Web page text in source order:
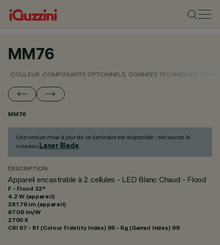
MM76
COULEUR COMPOSANTS OPTIONNELS DONNÉES TECHNIQUES
MM76
Une version mise à jour de ce luminaire est disponible : découvrez le
nouveau Laser Blade.
DESCRIPTION
Appareil encastrable à 2 cellules - LED Blanc Chaud - Flood
F - Flood 32°
4.2 W (appareil)
281.76 lm (appareil)
67.09 lm/W
2700 K
CRI 97 - Rf (Colour Fidelity Index) 95 - Rg (Gamut Index) 99